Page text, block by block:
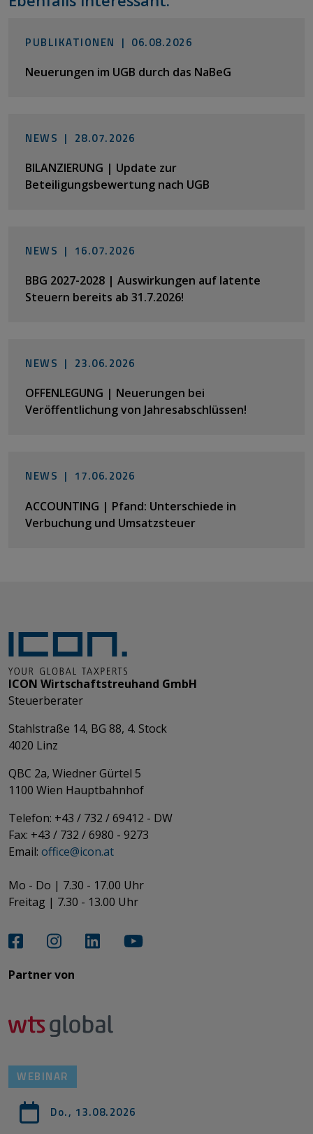
PUBLIKATIONEN | 06.08.2026
Neuerungen im UGB durch das NaBeG
NEWS | 28.07.2026
BILANZIERUNG | Update zur
Beteiligungsbewertung nach UGB
NEWS | 16.07.2026
BBG 2027-2028 | Auswirkungen auf latente
Steuern bereits ab 31.7.2026!
NEWS | 23.06.2026
OFFENLEGUNG | Neuerungen bei
Veröffentlichung von Jahresabschlüssen!
NEWS | 17.06.2026
ACCOUNTING | Pfand: Unterschiede in
Verbuchung und Umsatzsteuer
ICON Wirtschaftstreuhand GmbH
Steuerberater
Stahlstraße 14, BG 88, 4. Stock
4020 Linz
QBC 2a, Wiedner Gürtel 5
​​​​​​​1100 Wien Hauptbahnhof
Telefon: +43 / 732 / 69412 - DW
Fax: +43 / 732 / 6980 - 9273
​​​​​​​Email: office@­icon.at
Mo - Do | 7.30 - 17.00 Uhr
Freitag | 7.30 - 13.00 Uhr​​​​​​​
Partner von​​​​​​
WEBINAR
Do., 13.08.2026